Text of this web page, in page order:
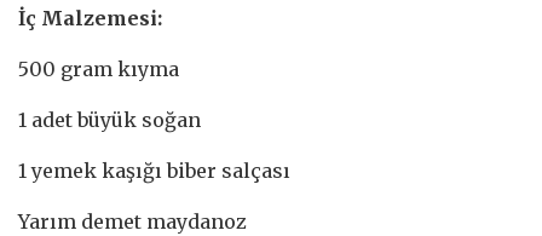
İç Malzemesi:
500 gram kıyma
1 adet büyük soğan
1 yemek kaşığı biber salçası
Yarım demet maydanoz